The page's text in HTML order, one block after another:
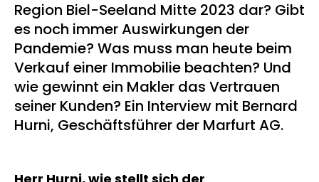
Region Biel-Seeland Mitte 2023 dar? Gibt
es noch immer Auswirkungen der
Pandemie? Was muss man heute beim
Verkauf einer Immobilie beachten? Und
wie gewinnt ein Makler das Vertrauen
seiner Kunden? Ein Interview mit Bernard
Hurni, Geschäftsführer der Marfurt AG.